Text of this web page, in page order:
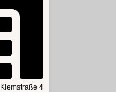
Kiemstraße 4